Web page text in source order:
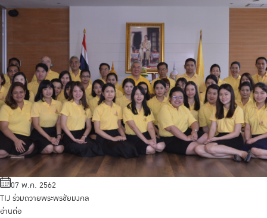
07 พ.ค. 2562
TIJ ร่วมถวายพระพรชัยมงคล
อ่านต่อ